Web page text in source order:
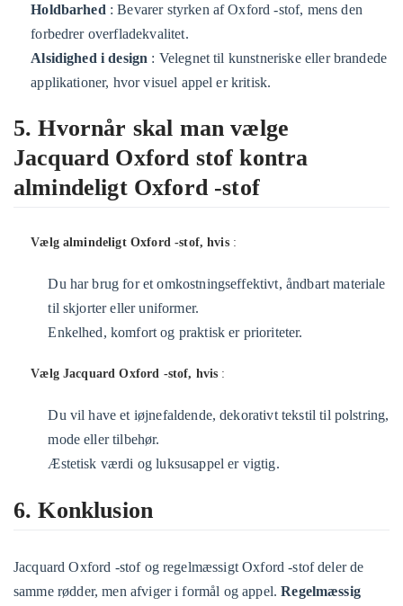
Holdbarhed : Bevarer styrken af ​​Oxford -stof, mens den
forbedrer overfladekvalitet.
Alsidighed i design : Velegnet til kunstneriske eller brandede
applikationer, hvor visuel appel er kritisk.
5. Hvornår skal man vælge
Jacquard Oxford stof kontra
almindeligt Oxford -stof
Vælg almindeligt Oxford -stof, hvis :
Du har brug for et omkostningseffektivt, åndbart materiale
til skjorter eller uniformer.
Enkelhed, komfort og praktisk er prioriteter.
Vælg Jacquard Oxford -stof, hvis :
Du vil have et iøjnefaldende, dekorativt tekstil til polstring,
mode eller tilbehør.
Æstetisk værdi og luksusappel er vigtig.
6. Konklusion
Jacquard Oxford -stof og regelmæssigt Oxford -stof deler de
samme rødder, men afviger i formål og appel.Regelmæssig